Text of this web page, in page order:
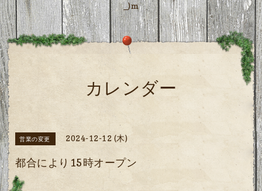
_)m
カレンダー
営業の変更 2024-12-12 (木)
都合により15時オープン